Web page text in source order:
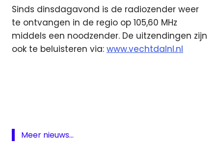
Sinds dinsdagavond is de radiozender weer
te ontvangen in de regio op 105,60 MHz
middels een noodzender. De uitzendingen zijn
ook te beluisteren via: www.vechtdalnl.nl
VechtdalNL
Meer nieuws...